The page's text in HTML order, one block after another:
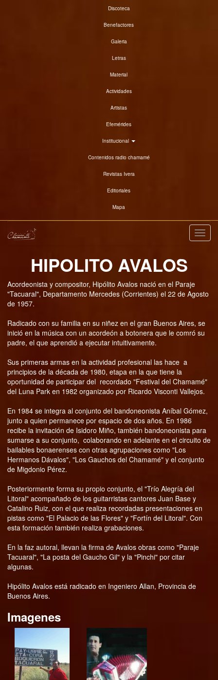
Discoteca
Benefactores
Galeria
Letras
Material
Actividades
Artistas
Efemérides
Institucional
Contenidos radio chamamé
Revistas Ivera
Editoriales
Mapa
HIPOLITO AVALOS
Acordeonista y compositor, Hipólito Avalos nació en el Paraje
"Tacuaral", Departamento Mercedes (Corrientes) el 22 de Agosto
de 1957.
Radicado con su familia en su niñez en el gran Buenos Aires, se
inició en la música con un acordeón a botonera que le comró su
padre, el que aprendió a ejecutar intuitivamente.
Sus primeras armas en la actividad profesional las hace a
principios de la década de 1980, etapa en la que tiene la
oportunidad de participar del recordado "Festival del Chamamé"
del Luna Park en 1982 organizado por Ricardo Visconti Vallejos.
En 1984 se integra al conjunto del bandoneonista Aníbal Gómez,
junto a quien permanece por espacio de dos años. En 1986
recibe la invitación de Isidoro Miño, también bandoneonista para
sumarse a su conjunto, colaborando en adelante en el circuito de
bailables bonaerenses con otras agrupaciones como "Los
Hermanos Dávalos", "Los Gauchos del Chamamé" y el conjunto
de Migdonio Pérez.
Posteriormente forma su propio conjunto, el "Trío Alegría del
Litoral" acompañado de los guitarristas cantores Juan Base y
Catalino Ruiz, con el que realiza recordadas presentaciones en
pistas como "El Palacio de las Flores" y "Fortín del Litoral". Con
esta formación también realiza grabaciones.
En la faz autoral, llevan la firma de Avalos obras como "Paraje
Tacuaral", "La posta del Gaucho Gil" y la "Pinchi" por citar
algunas.
Hipólito Avalos está radicado en Ingeniero Allan, Provincia de
Buenos Aires.
Imagenes